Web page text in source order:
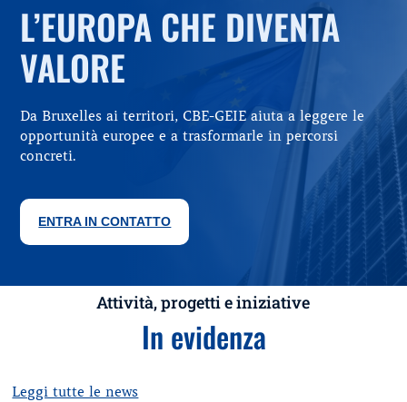
L’EUROPA CHE DIVENTA
VALORE
Da Bruxelles ai territori, CBE-GEIE aiuta a leggere le
opportunità europee e a trasformarle in percorsi
concreti.
ENTRA IN CONTATTO
Attività, progetti e iniziative
In evidenza
Leggi tutte le news